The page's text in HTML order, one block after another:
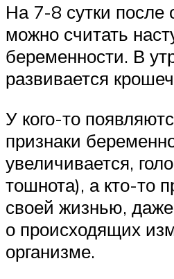
На 7-8 сутки после
можно считать
беременности. В
развивается
У кого-то
признаки
увеличивается,
тошнота), а кто-то
своей жизнью,
о происходящих
организме.